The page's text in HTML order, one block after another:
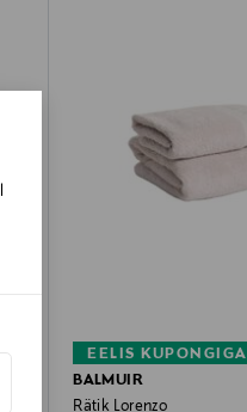
EELIS KUPONGIGA
BALMUIR
Rätik Lorenzo